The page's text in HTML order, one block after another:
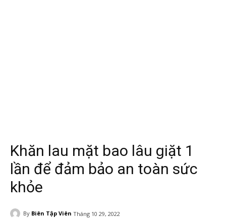
Khăn lau mặt bao lâu giặt 1
lần để đảm bảo an toàn sức
khỏe
By Biên Tập Viên Tháng 10 29, 2022